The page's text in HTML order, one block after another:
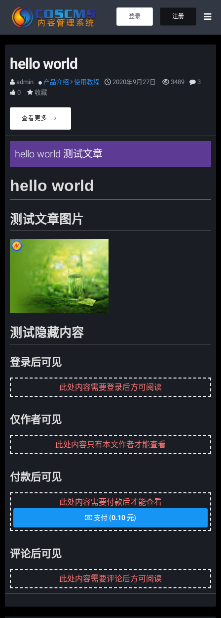
登录 注册
hello world
admin 产品介绍 使用教程 2020年9月27日 3489
3
0
收藏
查看更多
hello world 测试文章
hello world
测试文章图片
测试隐藏内容
登录后可见
此处内容需要登录后方可阅读
仅作者可见
此处内容只有本文作者才能查看
付款后可见
此处内容需要付款后才能查看
支付 (0.10 元)
评论后可见
此处内容需要评论后方可阅读